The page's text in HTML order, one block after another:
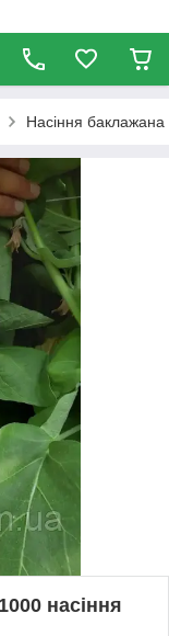
Насіння баклажана
насіння